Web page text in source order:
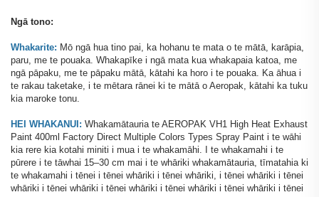
Ngā tono:
Whakarite: Mō ngā hua tino pai, ka hohanu te mata o te mātā, karāpia,
paru, me te pouaka. Whakapīke i ngā mata kua whakapaia katoa, me
ngā pāpaku, me te pāpaku mātā, kātahi ka horo i te pouaka. Ka āhua i
te rakau taketake, i te mētara rānei ki te mātā o Aeropak, kātahi ka tuku
kia maroke tonu.
HEI WHAKANUI: Whakamātauria te AEROPAK VH1 High Heat Exhaust
Paint 400ml Factory Direct Multiple Colors Types Spray Paint i te wāhi
kia rere kia kotahi miniti i mua i te whakamāhi. I te whakamahi i te
pūrere i te tāwhai 15–30 cm mai i te whāriki whakamātauria, tīmatahia ki
te whakamahi i tēnei i tēnei whāriki i tēnei whāriki, i tēnei whāriki i tēnei
whāriki i tēnei whāriki i tēnei whāriki i tēnei whāriki i tēnei whāriki i tēnei